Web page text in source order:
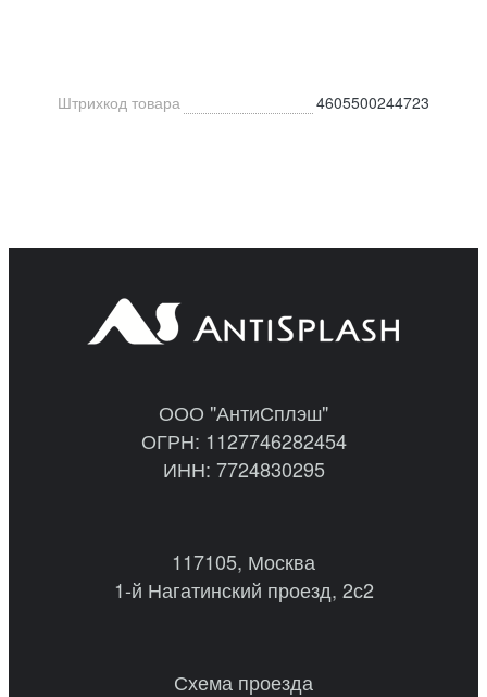
Штрихкод товара 4605500244723
ООО "АнтиСплэш"
ОГРН: 1127746282454
ИНН: 7724830295
117105, Москва
1-й Нагатинский проезд, 2с2
Схема проезда